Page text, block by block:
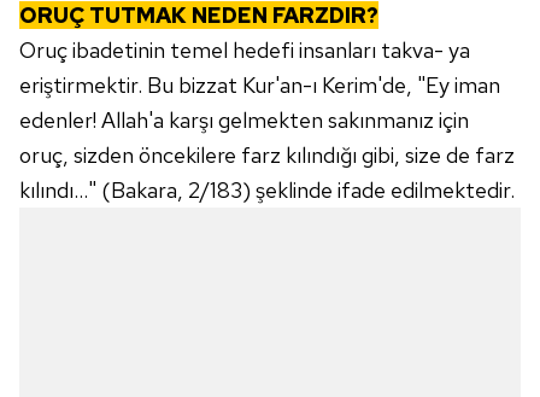
ORUÇ TUTMAK NEDEN FARZDIR?
Oruç ibadetinin temel hedefi insanları takva- ya
eriştirmektir. Bu bizzat Kur'an-ı Kerim'de, "Ey iman
edenler! Allah'a karşı gelmekten sakınmanız için
oruç, sizden öncekilere farz kılındığı gibi, size de farz
kılındı..." (Bakara, 2/183) şeklinde ifade edilmektedir.